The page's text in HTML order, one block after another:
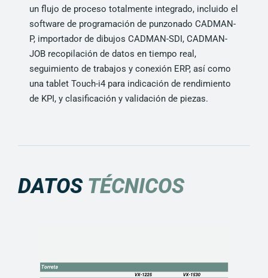
un flujo de proceso totalmente integrado, incluido el
software de programación de punzonado CADMAN-
P, importador de dibujos CADMAN-SDI, CADMAN-
JOB recopilación de datos en tiempo real,
seguimiento de trabajos y conexión ERP, así como
una tablet Touch-i4 para indicación de rendimiento
de KPI, y clasificación y validación de piezas.
DATOS TÉCNICOS